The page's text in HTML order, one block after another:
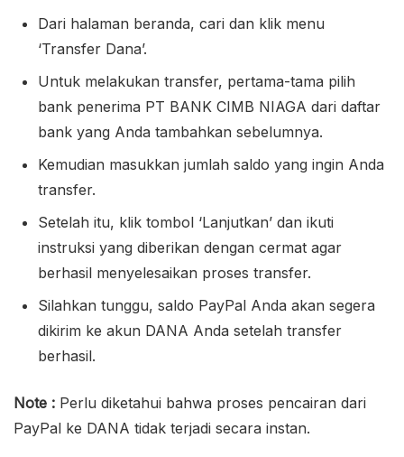
Dari halaman beranda, cari dan klik menu
‘Transfer Dana’.
Untuk melakukan transfer, pertama-tama pilih
bank penerima PT BANK CIMB NIAGA dari daftar
bank yang Anda tambahkan sebelumnya.
Kemudian masukkan jumlah saldo yang ingin Anda
transfer.
Setelah itu, klik tombol ‘Lanjutkan’ dan ikuti
instruksi yang diberikan dengan cermat agar
berhasil menyelesaikan proses transfer.
Silahkan tunggu, saldo PayPal Anda akan segera
dikirim ke akun DANA Anda setelah transfer
berhasil.
Note : Perlu diketahui bahwa proses pencairan dari
PayPal ke DANA tidak terjadi secara instan.